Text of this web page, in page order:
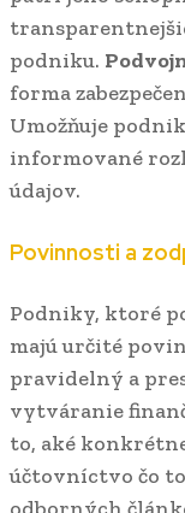
podniku.
forma
Umožňuje
informované
údajov.
Povinnosti a
Podniky, ktoré
majú určité
pravidelný a
vytváranie
to, aké
účtovníctvo čo